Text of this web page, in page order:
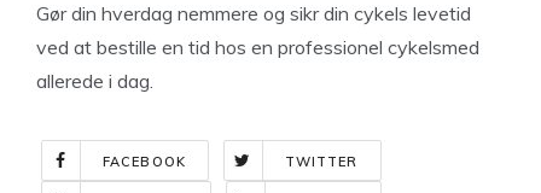
Gør din hverdag nemmere og sikr din cykels levetid
ved at bestille en tid hos en professionel cykelsmed
allerede i dag.
FACEBOOK TWITTER